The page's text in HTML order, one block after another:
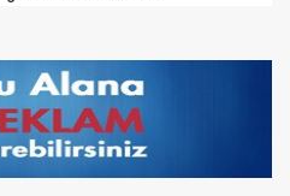
Yaşatma
tutsak, kalemleriniz esir